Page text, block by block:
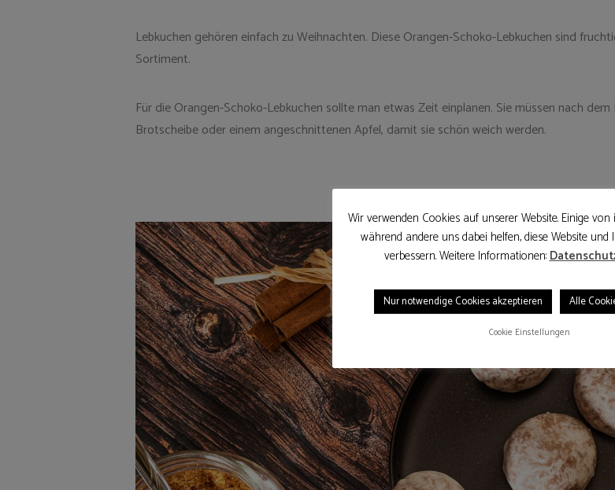
Lebkuchen gehören einfach zu Weihnachten. Diese Orangen-Schoko-Lebkuchen sind
Sortiment.
Für die Orangen-Schoko-Lebkuchen sollte man etwas Zeit einplanen. Sie müssen nach
Brotscheibe oder einem angeschnittenen Apfel, damit sie schön weich werden.
Wir verwenden Cookies auf unserer Website. Einige von
während andere uns dabei helfen, diese Website und
verbessern. Weitere Informationen:
Nur notwendige Cookies akzeptieren Alle
Cookie Einstellungen